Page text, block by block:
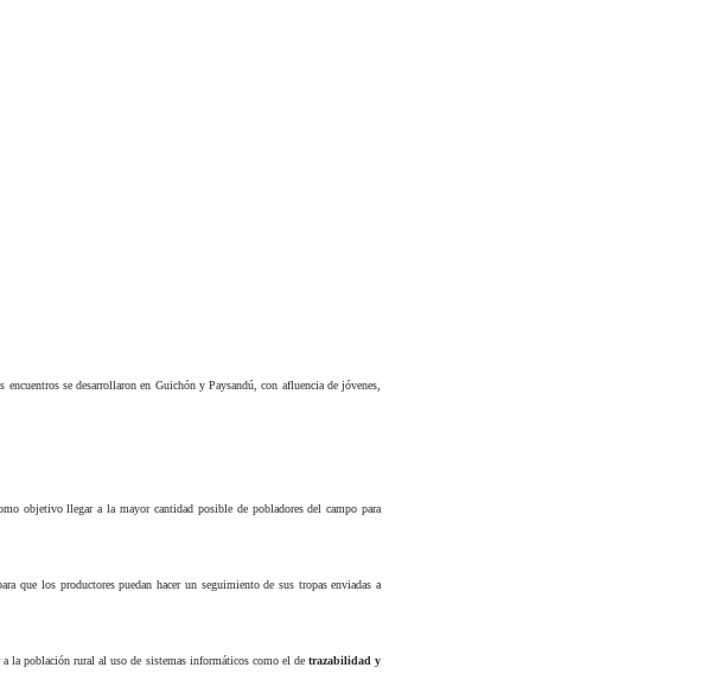
encuentros se desarrollaron en Guichón y Paysandú, con afluencia de jóvenes,
objetivo llegar a la mayor cantidad posible de pobladores del campo para
que los productores puedan hacer un seguimiento de sus tropas enviadas a
la población rural al uso de sistemas informáticos como el detrazabilidad y